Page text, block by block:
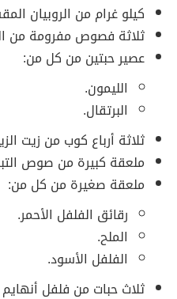
كيلو غرام من الروبيان
ثلاثة فصوص مفرومة من
عصير حبتين من كل من:
الليمون.
البرتقال.
ثلاثة أرباع كوب من زيت
ملعقة كبيرة من صوص
ملعقة صغيرة من كل من:
رقائق الفلفل الأحمر.
الملح.
الفلفل الأسود.
ثلاث حبات من فلفل